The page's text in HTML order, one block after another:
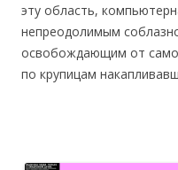
эту область,
непреодолимым
освобождающим от
по крупицам